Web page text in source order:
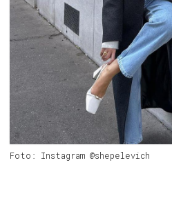
Foto: Instagram @shepelevich